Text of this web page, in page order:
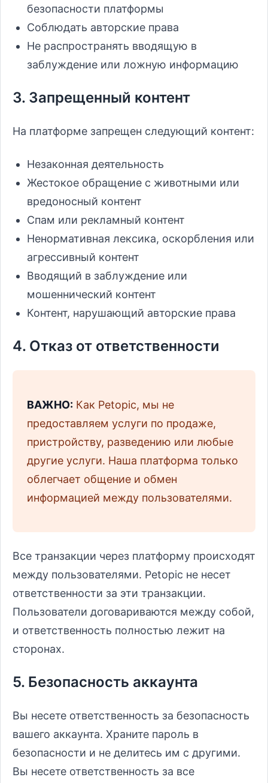
безопасности платформы
Соблюдать авторские права
Не распространять вводящую в
заблуждение или ложную информацию
3. Запрещенный контент
На платформе запрещен следующий контент:
Незаконная деятельность
Жестокое обращение с животными или
вредоносный контент
Спам или рекламный контент
Ненормативная лексика, оскорбления или
агрессивный контент
Вводящий в заблуждение или
мошеннический контент
Контент, нарушающий авторские права
4. Отказ от ответственности
ВАЖНО: Как Petopic, мы не
предоставляем услуги по продаже,
пристройству, разведению или любые
другие услуги. Наша платформа только
облегчает общение и обмен
информацией между пользователями.
Все транзакции через платформу происходят
между пользователями. Petopic не несет
ответственности за эти транзакции.
Пользователи договариваются между собой,
и ответственность полностью лежит на
сторонах.
5. Безопасность аккаунта
Вы несете ответственность за безопасность
вашего аккаунта. Храните пароль в
безопасности и не делитесь им с другими.
Вы несете ответственность за все